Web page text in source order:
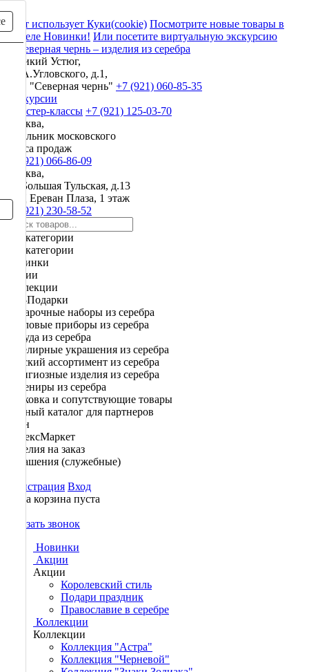
Сайт использует Куки(cookie) Посмотрите новые товары в
разделе Новинки! Или посетите виртуальную экскурсию
Великий Устюг,
ул. А.Угловского, д.1,
ЗАО "Северная чернь" +7 (921) 060-85-35
Экскурсии
и мастер-классы +7 (921) 125-03-70
Москва,
начальник московского
офиса продаж
+7 (921) 066-86-09
Москва,
ул. Большая Тульская, д.13
ТРЦ Ереван Плаза, 1 этаж
+7 (921) 230-58-52
Все категории
Все категории
Новинки
Акции
Коллекции
VIP-Подарки
Подарочные наборы из серебра
Столовые приборы из серебра
Посуда из серебра
Ювелирные украшения из серебра
Детский ассортимент из серебра
Религиозные изделия из серебра
Сувениры из серебра
Упаковка и сопутствующие товары
Полный каталог для партнеров
Озон
ЯндексМаркет
Изделия на заказ
Украшения (служебные)
Регистрация Вход
Ваша корзина пуста
Заказать звонок
Новинки
Акции
Акции
Королевский стиль
Подари праздник
Православие в серебре
Коллекции
Коллекции
Коллекция "Астра"
Коллекция "Черневой"